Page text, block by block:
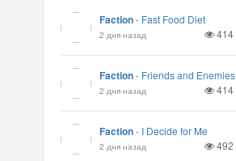
Faction- Fast Food Diet
2 дня назад 414
Faction- Friends and Enemies
2 дня назад 414
Faction- I Decide for Me
2 дня назад 492